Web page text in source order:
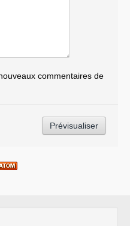
commentaires de